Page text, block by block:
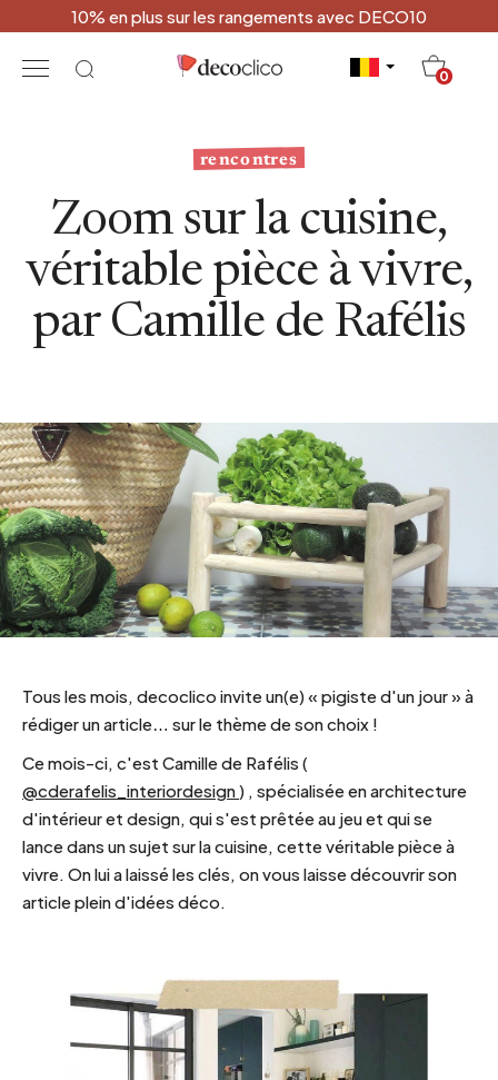
10% en plus sur les rangements avec DECO10
0
rencontres
Zoom sur la cuisine,
véritable pièce à vivre,
par Camille de Rafélis
Tous les mois, decoclico invite un(e) « pigiste d'un jour » à
rédiger un article… sur le thème de son choix !
Ce mois-ci, c'est Camille de Rafélis (
@cderafelis_interiordesign) , spécialisée en architecture
d'intérieur et design, qui s'est prêtée au jeu et qui se
lance dans un sujet sur la cuisine, cette véritable pièce à
vivre. On lui a laissé les clés, on vous laisse découvrir son
article plein d'idées déco.